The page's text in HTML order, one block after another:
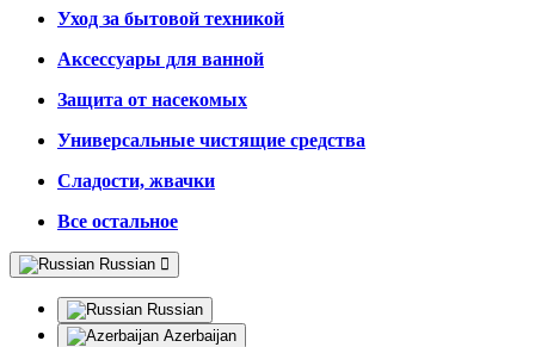
Уход за бытовой техникой
Аксессуары для ванной
Защита от насекомых
Универсальные чистящие средства
Сладости, жвачки
Все остальное
Russian
Russian
Azerbaijan